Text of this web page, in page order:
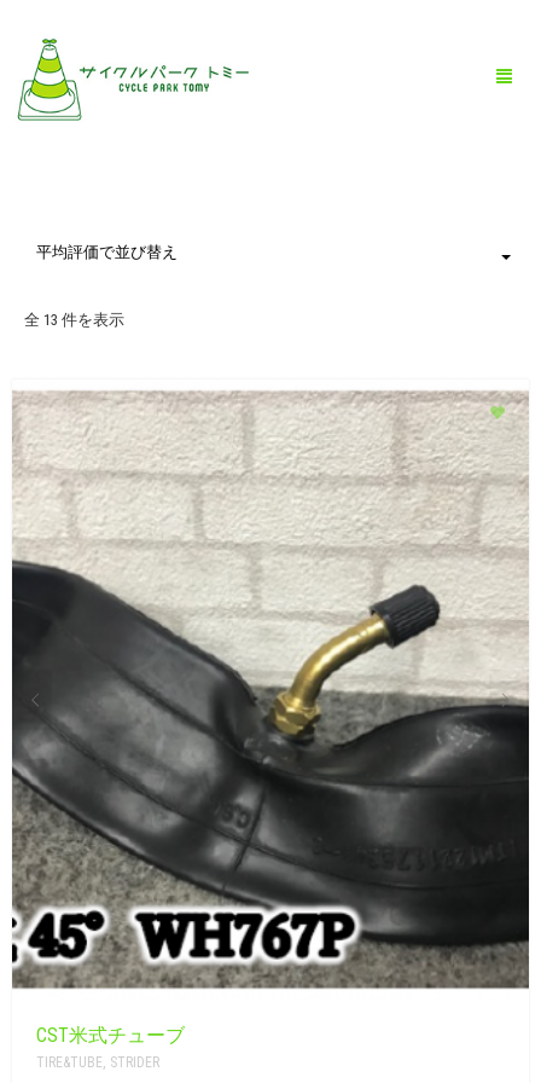
HOME
店舗情報
お問い合わせ
お買い物ガイド
CART
マイアカウント（初回登録はこちら）
ウィッシュリスト
カートを見る
送料・お支払い・返品について
平均評価で並び替え
全 13 件を表示
CST米式チューブ
TIRE&TUBE STRIDER